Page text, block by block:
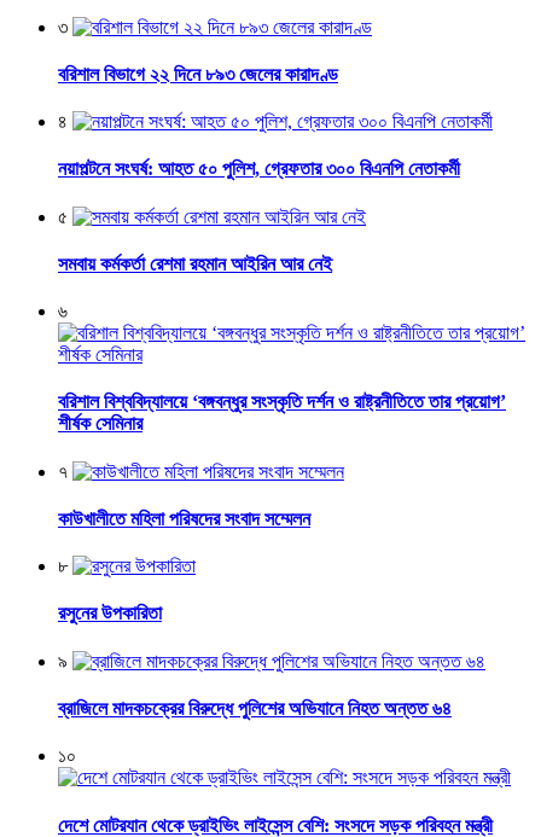
৩
বরিশাল বিভাগে ২২ দিনে ৮৯৩ জেলের কারাদণ্ড
৪
নয়াপল্টনে সংঘর্ষ: আহত ৫০ পুলিশ, গ্রেফতার ৩০০ বিএনপি নেতাকর্মী
৫
সমবায় কর্মকর্তা রেশমা রহমান আইরিন আর নেই
৬
বরিশাল বিশ্ববিদ্যালয়ে ‘বঙ্গবন্ধুর সংস্কৃতি দর্শন ও রাষ্ট্রনীতিতে তার প্রয়োগ’
শীর্ষক সেমিনার
৭
কাউখালীতে মহিলা পরিষদের সংবাদ সম্মেলন
৮
রসুনের উপকারিতা
৯
ব্রাজিলে মাদকচক্রের বিরুদ্ধে পুলিশের অভিযানে নিহত অন্তত ৬৪
১০
দেশে মোটরযান থেকে ড্রাইভিং লাইসেন্স বেশি: সংসদে সড়ক পরিবহন মন্ত্রী